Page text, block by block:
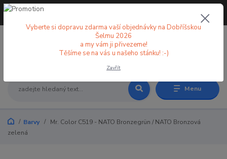
Menu
+420 773 998 582
Barvy
Mr. Color C519 - NATO Bronzegrün / NATO Bronzová
zelená
Vyberte si dopravu zdarma vaší objednávky na Dobříšskou
Šelmu 2026
a my vám ji přivezeme!
Těšíme se na vás u našeho stánku! :-)
Zavřít